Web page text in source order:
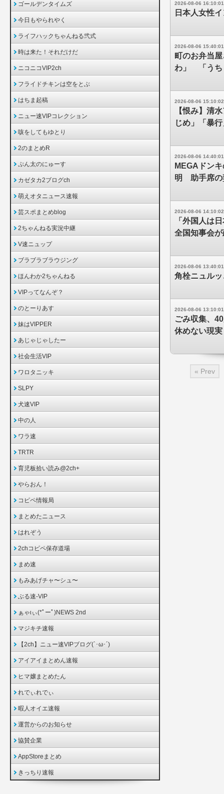
2026-08-06 16:10:01
日本人女性
2026-08-06 15:40:01
町のお弁当
わ」 「うち
2026-08-06 15:10:02
【恨み】清
じめ」「暴
2026-08-06 14:40:01
MEGAドン
明 助手席の
2026-08-06 14:10:02
「外国人は
全国知事会
2026-08-06 13:40:01
角栓ニュル
2026-08-06 13:10:01
ごみ収集、
休めない現実
« Prev
ゴールデンタイムズ
今日もやられやく
ライフハックちゃんねる弐式
時は来た！それだけだ
ニコニコVIP2ch
フライドチキンは空をとぶ
はちま起稿
ニュー速VIPコレクション
咳をしてもゆとり
2のまとめR
ぷん太のにゅーす
カゼタカ2ブログch
萌えオタニュース速報
芸スポまとめblog
2ちゃんねる実況中継
V速ニュップ
ブラブラブラウジング
ほんわか2ちゃんねる
VIPってなんぞ？
のとーりあす
妹はVIPPER
あじゃじゃしたー
社会生活VIP
ワロタニッキ
SLPY
犬速VIP
中の人
ワラ速
TRTR
育児板拾い読み@2ch+
やらおん！
コピペ情報局
まとめたニュース
はれぞう
2chコピペ保存道場
まめ速
もみあげチャ〜シュ〜
ぶる速-VIP
ぁゃιぃ(*ﾟーﾟ)NEWS 2nd
マジキチ速報
【2ch】ニュー速VIPブログ(`･ω･´)
アイアイまとめん速報
ヒマ嬢まとめたん
れでぃれでぃ
暇人オイエ速報
運営からのお知らせ
協賛企業
AppStoreまとめ
きっちり速報